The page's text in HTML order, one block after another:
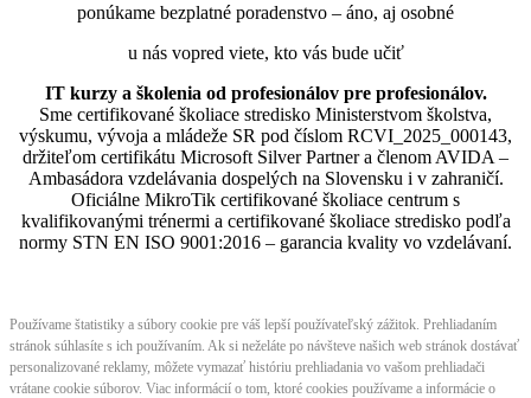
ponúkame bezplatné poradenstvo – áno, aj osobné
u nás vopred viete, kto vás bude učiť
IT kurzy a školenia od profesionálov pre profesionálov.
Sme certifikované školiace stredisko Ministerstvom školstva,
výskumu, vývoja a mládeže SR pod číslom RCVI_2025_000143,
držiteľom certifikátu Microsoft Silver Partner a členom AVIDA –
Ambasádora vzdelávania dospelých na Slovensku i v zahraničí.​​​​​​​​​​​​​​​​
Oficiálne MikroTik certifikované školiace centrum s
kvalifikovanými trénermi ​​​​​​​​​​a certifikované školiace stredisko podľa
normy STN EN ISO 9001:2016 – garancia kvality vo vzdelávaní.
Používame štatistiky a súbory cookie pre váš lepší používateľský zážitok. Prehliadaním
stránok súhlasíte s ich používaním. Ak si neželáte po návšteve našich web stránok dostávať
personalizované reklamy, môžete vymazať históriu prehliadania vo vašom prehliadači
vrátane cookie súborov. Viac informácií o tom, ktoré cookies používame a informácie o